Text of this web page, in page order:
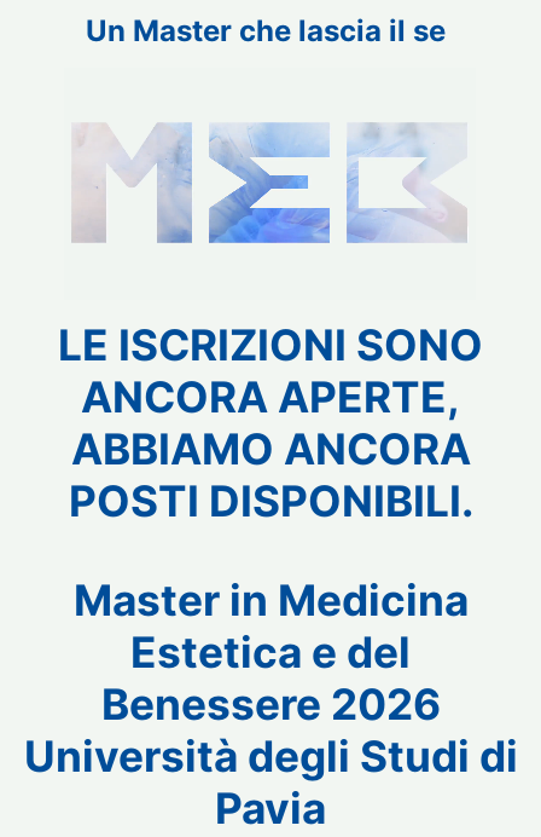
Un Masterche lascia il segno
LE ISCRIZIONI SONO
ANCORA APERTE,
ABBIAMO ANCORA
POSTI DISPONIBILI.
Master in Medicina
Estetica e del
Benessere 2026
Università degli Studi di
Pavia